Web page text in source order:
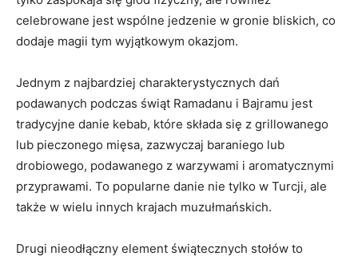
celebrowane jest wspólne jedzenie w gronie bliskich, co
⁢dodaje magii tym wyjątkowym okazjom.
Jednym z najbardziej‌ charakterystycznych dań
podawanych⁢ podczas świąt Ramadanu i Bajramu jest⁢
tradycyjne danie kebab, które ‌składa się z grillowanego
lub pieczonego mięsa,⁤ zazwyczaj baraniego⁢ lub
drobiowego, podawanego z warzywami​ i ⁤aromatycznymi
przyprawami. To popularne danie‌ nie tylko w Turcji, ​ale
także ⁤w wielu innych krajach muzułmańskich.
Drugi ‍nieodłączny‌ element świątecznych⁢ stołów to